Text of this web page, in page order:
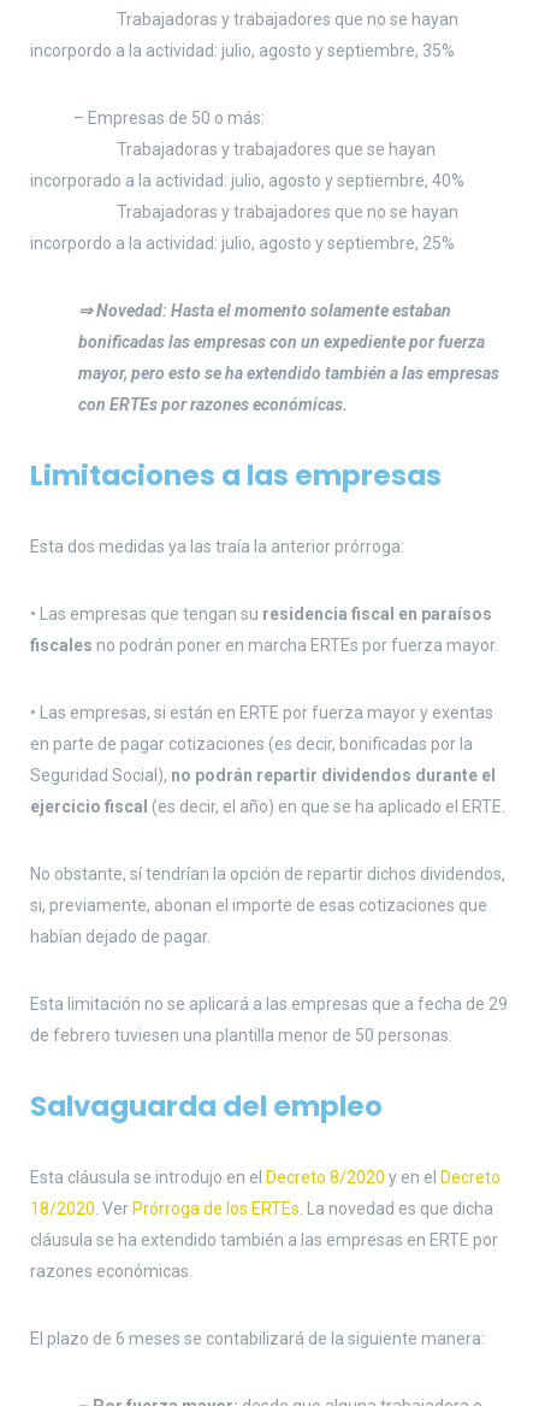
Trabajadoras y trabajadores que no se hayan
incorpordo a la actividad: julio, agosto y septiembre, 35%
– Empresas de 50 o más:
Trabajadoras y trabajadores que se hayan
incorporado a la actividad: julio, agosto y septiembre, 40%
Trabajadoras y trabajadores que no se hayan
incorpordo a la actividad: julio, agosto y septiembre, 25%
⇒ Novedad: Hasta el momento solamente estaban
bonificadas las empresas con un expediente por fuerza
mayor, pero esto se ha extendido también a las empresas
con ERTEs por razones económicas.
Limitaciones a las empresas
Esta dos medidas ya las traía la anterior prórroga:
• Las empresas que tengan su residencia fiscal en paraísos
fiscales no podrán poner en marcha ERTEs por fuerza mayor.
• Las empresas, si están en ERTE por fuerza mayor y exentas
en parte de pagar cotizaciones (es decir, bonificadas por la
Seguridad Social), no podrán repartir dividendos durante el
ejercicio fiscal (es decir, el año) en que se ha aplicado el ERTE.
No obstante, sí tendrían la opción de repartir dichos dividendos,
si, previamente, abonan el importe de esas cotizaciones que
habían dejado de pagar.
Esta limitación no se aplicará a las empresas que a fecha de 29
de febrero tuviesen una plantilla menor de 50 personas.
Salvaguarda del empleo
Esta cláusula se introdujo en el Decreto 8/2020 y en el Decreto
18/2020 . Ver Prórroga de los ERTEs . La novedad es que dicha
cláusula se ha extendido también a las empresas en ERTE por
razones económicas.
El plazo de 6 meses se contabilizará de la siguiente manera: